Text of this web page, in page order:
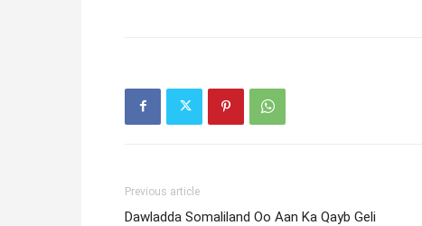
Previous article
Dawladda Somaliland Oo Aan Ka Qayb Geli